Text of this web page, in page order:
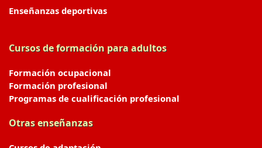
Enseñanzas deportivas
Cursos de formación para adultos
Formación ocupacional
Formación profesional
Programas de cualificación profesional
Otras enseñanzas